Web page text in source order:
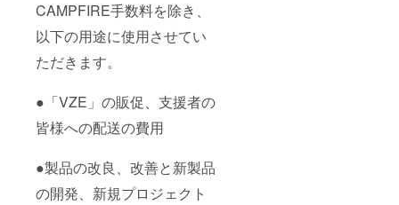
CAMPFIRE手数料を除き、
以下の用途に使用させてい
ただきます。
●「VZE」の販促、支援者の
皆様への配送の費用
●製品の改良、改善と新製品
の開発、新規プロジェクト